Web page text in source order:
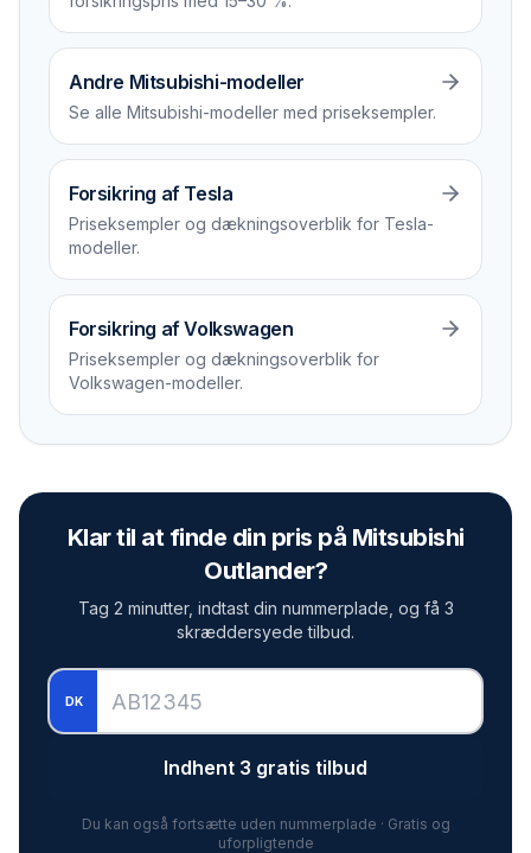
Andre Mitsubishi-modeller
Se alle Mitsubishi-modeller med priseksempler.
Forsikring af Tesla
Priseksempler og dækningsoverblik for Tesla-
modeller.
Forsikring af Volkswagen
Priseksempler og dækningsoverblik for
Volkswagen-modeller.
Klar til at finde din pris på Mitsubishi
Outlander?
Tag 2 minutter, indtast din nummerplade, og få 3
skræddersyede tilbud.
DK
Indhent 3 gratis tilbud
Du kan også fortsætte uden nummerplade · Gratis og
uforpligtende